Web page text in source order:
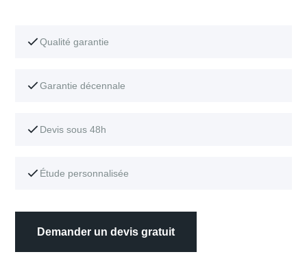
Qualité garantie
Garantie décennale
Devis sous 48h
Étude personnalisée
Demander un devis gratuit